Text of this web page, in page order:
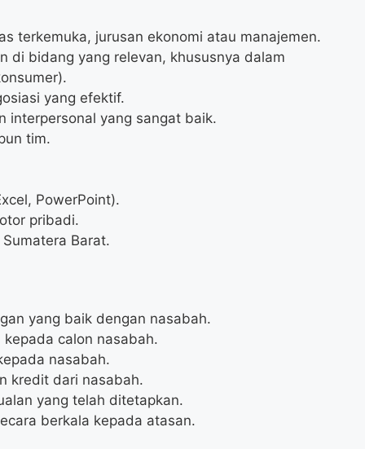
terkemuka, jurusan ekonomi atau manajemen.
di bidang yang relevan, khususnya dalam
yang efektif.
interpersonal yang sangat baik.
tim.
PowerPoint).
pribadi.
Barat.
yang baik dengan nasabah.
calon nasabah.
nasabah.
kredit dari nasabah.
yang telah ditetapkan.
berkala kepada atasan.